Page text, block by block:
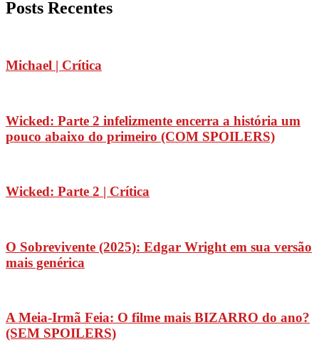
Posts Recentes
Michael | Crítica
Wicked: Parte 2 infelizmente encerra a história um
pouco abaixo do primeiro (COM SPOILERS)
Wicked: Parte 2 | Crítica
O Sobrevivente (2025): Edgar Wright em sua versão
mais genérica
A Meia-Irmã Feia: O filme mais BIZARRO do ano?
(SEM SPOILERS)